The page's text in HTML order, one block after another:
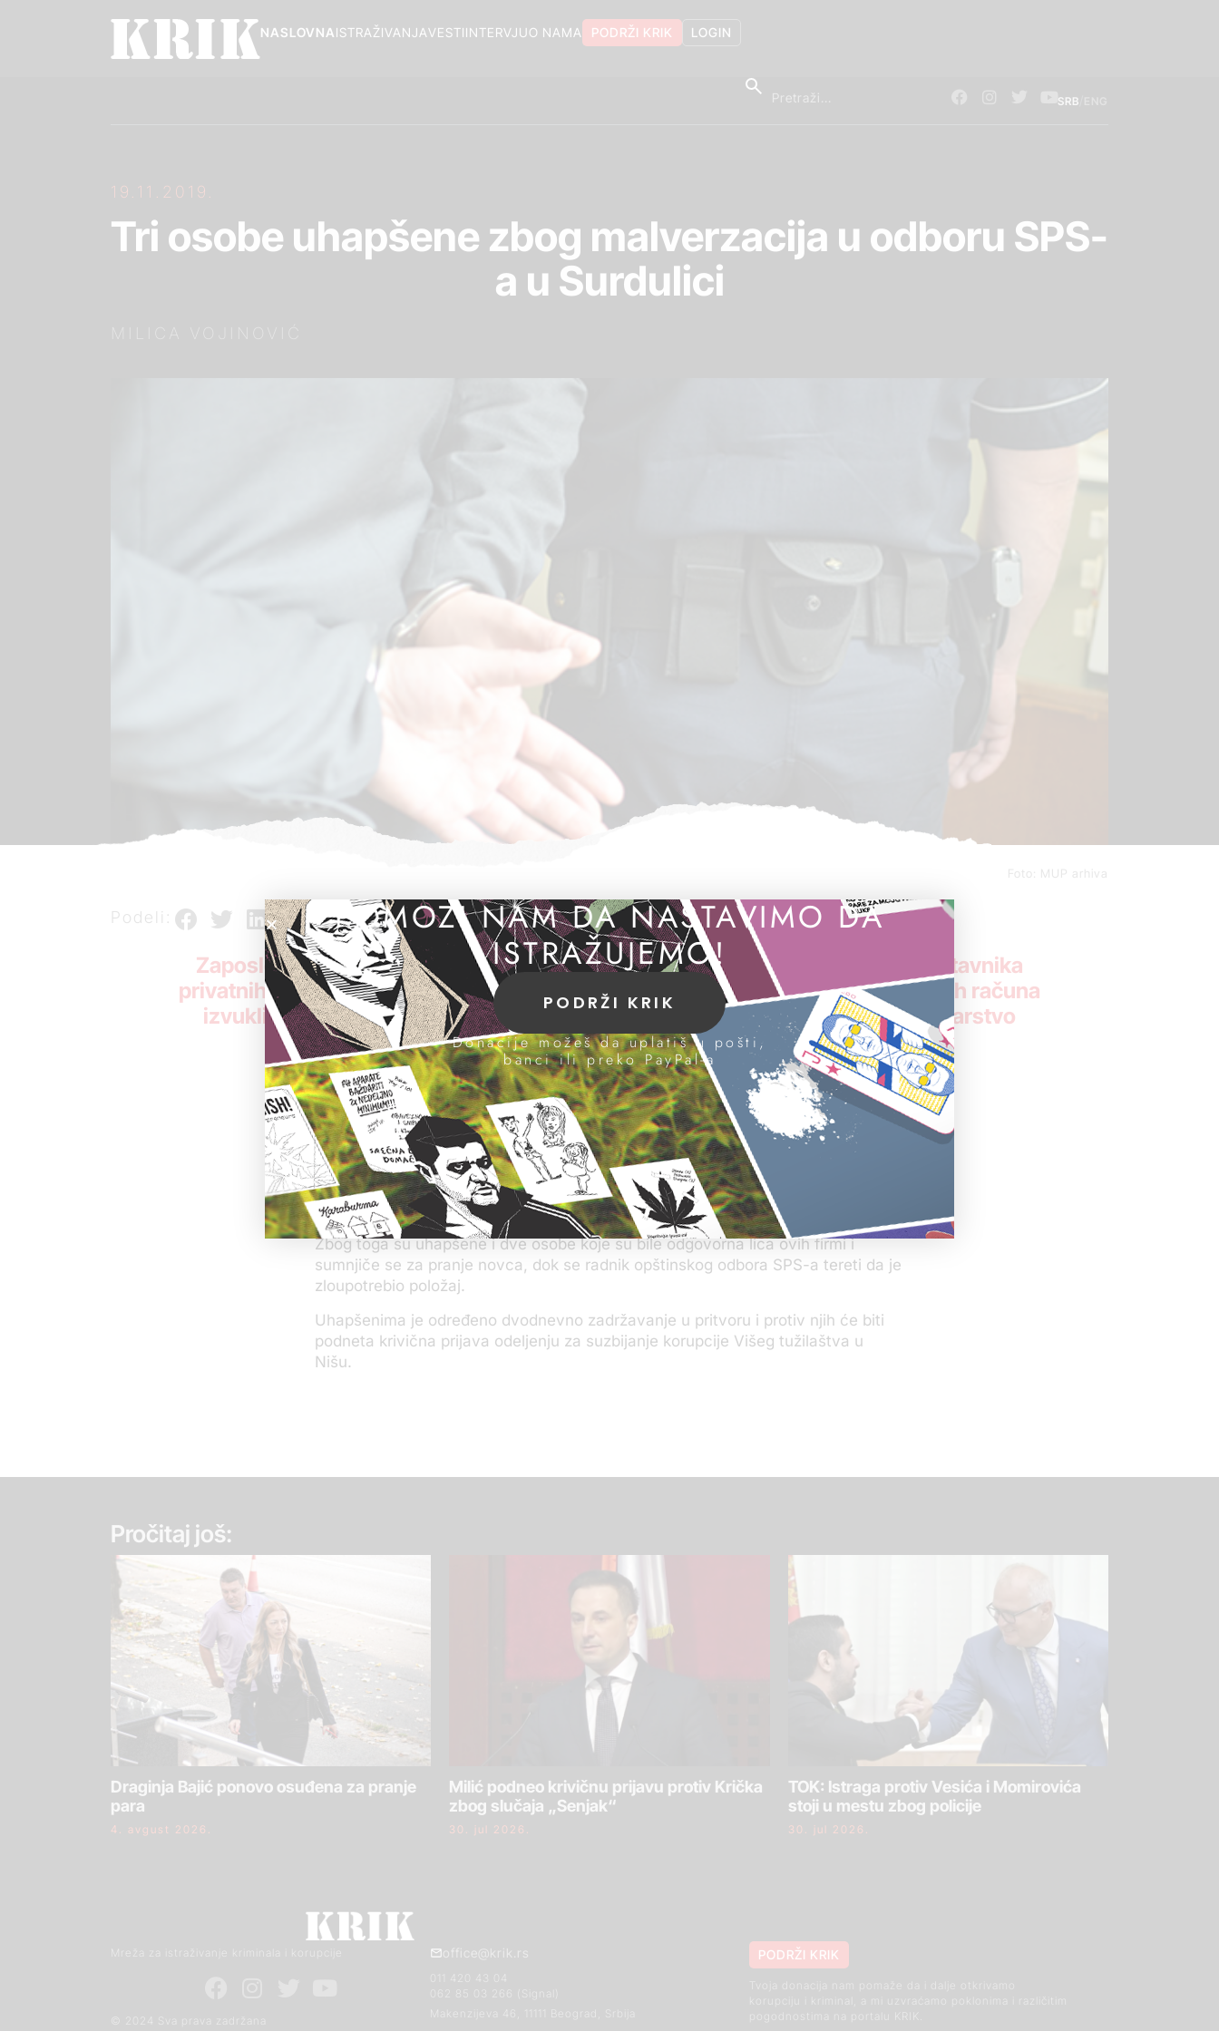
LOGIN
PODRŽI KRIK
O NAMA
INTERVJU
VESTI
ISTRAŽIVANJA
NASLOVNA
SRB
19.11.2019.
Tri osobe uhapšene zbog malverzacija u odboru SPS-
a u Surdulici
Foto: MUP arhiva
Podeli:
Zaposleni u odboru Socijalističke partije Srbije (SPS) u Surdulici i dvoje predstavnika
privatnih firmi iz ovog mesta uhapšeni su zbog sumnje da su na osnovu fiktivnih računa
izvukli gotovo 4,5 miliona dinara iz budžeta ovog odbora, saopštilo je Ministarstvo
unutrašnjih poslova.
Administrativni radnik u opštinskom odboru SPS-a u Surdulici sumnjiči se da je
od 2015. do 2018. bez odobrenja nadređenih isplaćivao novac firmama „Delux
Print“, „Delux Graf“ i „Klik-01“ za posao koje ove firme nisu uradile.
Naime, one su dostavljale fiktivne račune za reklamni materijal i usluge
fotokopiranja, štampanja i snimanja video-materijala iako ove usluge nikada nisu
izvršile, veruje policija.
Zbog toga su uhapšene i dve osobe koje su bile odgovorna lica ovih firmi i
sumnjiče se za pranje novca, dok se radnik opštinskog odbora SPS-a tereti da je
zloupotrebio položaj.
Uhapšenima je određeno dvodnevno zadržavanje u pritvoru i protiv njih će biti
podneta krivična prijava odeljenju za suzbijanje korupcije Višeg tužilaštva u
Nišu.
Pročitaj još:
Draginja Bajić ponovo osuđena za pranje
para
4. avgust 2026.
Milić podneo krivičnu prijavu protiv Krička
zbog slučaja „Senjak“
30. jul 2026.
TOK: Istraga protiv Vesića i Momirovića
stoji u mestu zbog policije
30. jul 2026.
Mreža za istraživanje kriminala i korupcije
© 2024 Sva prava zadržana
office@krik.rs
011 420 43 04
Makenzijeva 46, 11111 Beograd, Srbija
PODRŽI KRIK
Tvoja donacija nam pomaže da i dalje otkrivamo
korupciju i kriminal, a mi uzvraćamo poklonima i različitim
pogodnostima na portalu KRIK.
POMOZI NAM DA NASTAVIMO DA
ISTRAŽUJEMO!
PODRŽI KRIK
Donacije možeš da uplatiš u pošti,
banci ili preko PayPal-a